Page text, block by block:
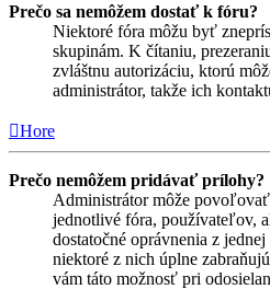
Prečo sa nemôžem dostať k fóru?
Niektoré fóra môžu byť
skupinám. K čítaniu,
zvláštnu autorizáciu, ktorú
administrátor, takže ich
Hore
Prečo nemôžem pridávať prílohy?
Administrátor môže
jednotlivé fóra, používateľov,
dostatočné oprávnenia z
niektoré z nich úplne
vám táto možnosť pri